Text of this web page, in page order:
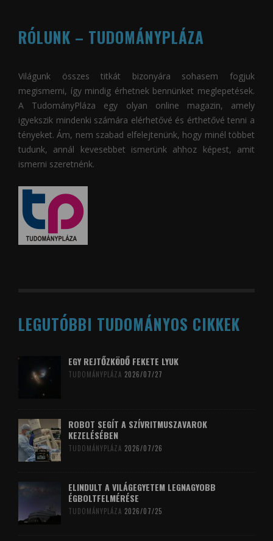
RÓLUNK – TUDOMÁNYPLÁZA
Világunk összes titkát bizonyára sohasem fogjuk
megismerni, így mindig érhetnek bennünket meglepetések.
A TudományPláza egy olyan online magazin, amely
igyekszik mindenki számára elérhetővé és érthetővé tenni a
tényeket. Ám, nem szabad elfelejtenünk, hogy minél többet
tudunk, annál kevesebbet ismerünk ahhoz képest, amit
ismerni szeretnénk.
LEGUTÓBBI TUDOMÁNYOS CIKKEK
EGY REJTŐZKÖDŐ FEKETE LYUK
TUDOMÁNYPLÁZA 2026/07/27
ROBOT SEGÍT A SZÍVRITMUSZAVAROK
KEZELÉSÉBEN
TUDOMÁNYPLÁZA 2026/07/26
ELINDULT A VILÁGEGYETEM LEGNAGYOBB
ÉGBOLTFELMÉRÉSE
TUDOMÁNYPLÁZA 2026/07/25